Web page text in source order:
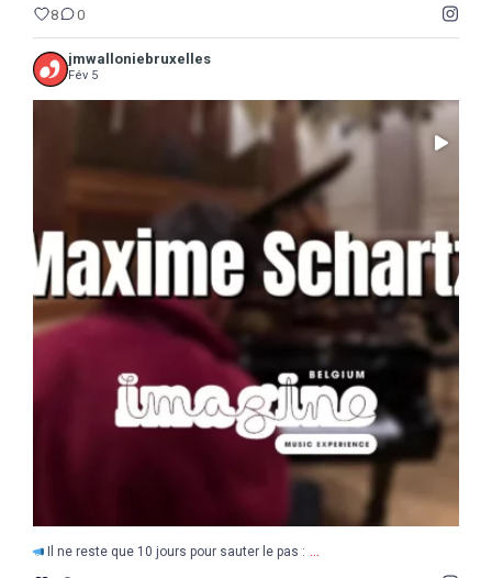
8 0
jmwalloniebruxelles
Fév 5
Il ne reste que 10 jours pour sauter le pas :
5
Il ne reste que 10 jours pour sauter le pas : ...